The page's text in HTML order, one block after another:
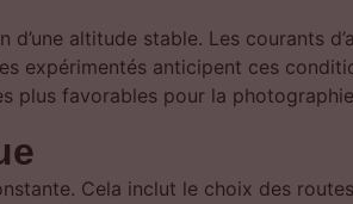
altitude stable. Les courants
expérimentés anticipent ces
plus favorables pour la
Cela inclut le choix des